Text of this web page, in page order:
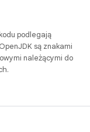
podlegają
są znakami
należącymi do